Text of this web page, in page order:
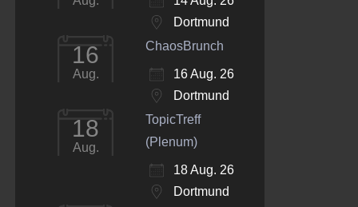
Dortmund
16
Aug.
ChaosBrunch
16 Aug. 26
Dortmund
18
Aug.
TopicTreff
(Plenum)
18 Aug. 26
Dortmund